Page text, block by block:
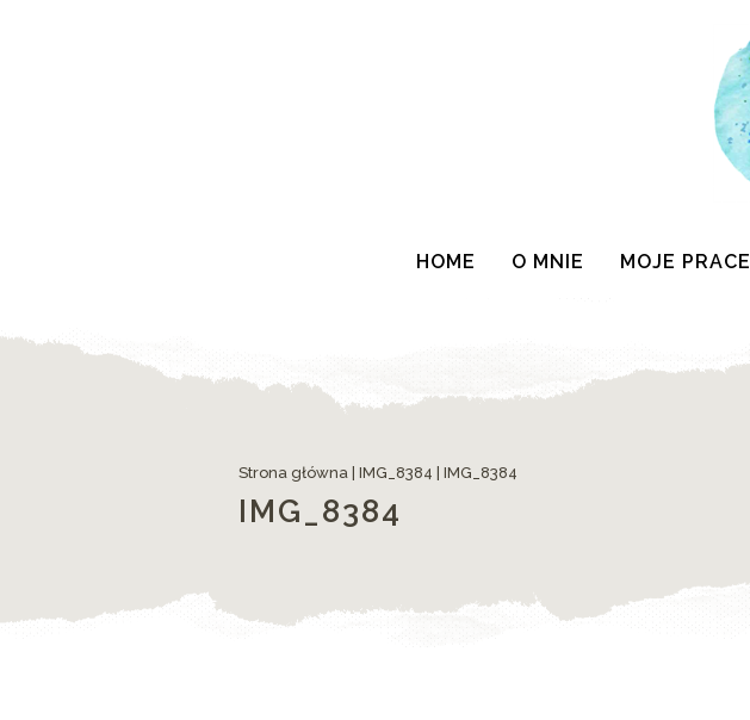
HOME O MNIE MOJE PRACE
Strona główna IMG_8384 IMG_8384
IMG_8384